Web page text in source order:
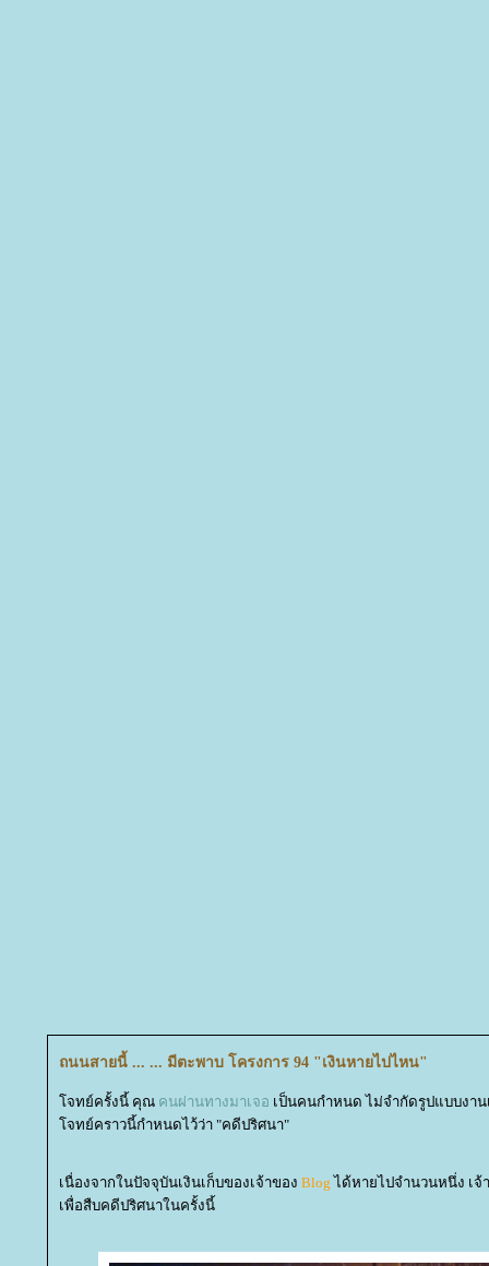
ถนนสายนี้ ... ... มีตะพาบ โครงการ 94 "เงินหายไปไหน"
จทย์ครั้งนี้ คุณ คนผ่านทางมาเจอ เป็นคนกำหนด ไม่จำกัดรูปแบบงา
จทย์คราวนี้กำหนดไว้ว่า "คดีปริศนา"
เนื่องจากในปัจจุบันเงินเก็บของเจ้าของ Blog ได้หายไปจำนวนหนึ่ง เจ้
เพื่อสืบคดีปริศนาในครั้งนี้